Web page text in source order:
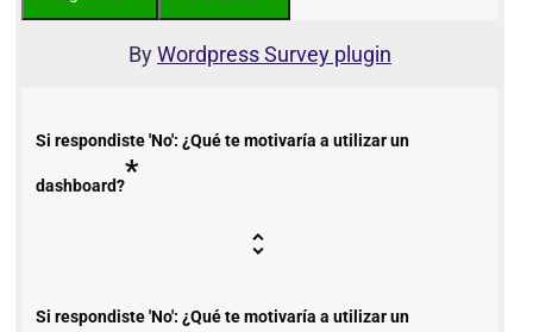
ByWordpress Survey plugin
Si respondiste 'No': ¿Qué te motivaría a utilizar un
dashboard?*
Si respondiste 'No': ¿Qué te motivaría a utilizar un